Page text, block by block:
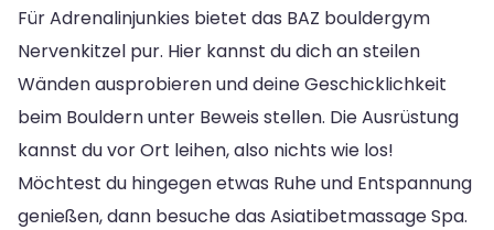
Für Adrenalinjunkies bietet das BAZ bouldergym
Nervenkitzel pur. Hier kannst du dich an steilen
Wänden ausprobieren und deine Geschicklichkeit
beim Bouldern unter Beweis stellen. Die Ausrüstung
kannst du vor Ort leihen, also nichts wie los!
Möchtest du hingegen etwas Ruhe und Entspannung
genießen, dann besuche das Asiatibetmassage Spa.